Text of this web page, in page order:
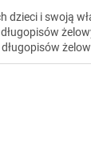
dzieci i swoją